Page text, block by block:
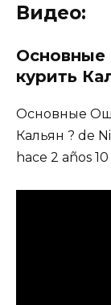
Видео:
Основные
курить
Основные
Кальян ? de
hace 2 años